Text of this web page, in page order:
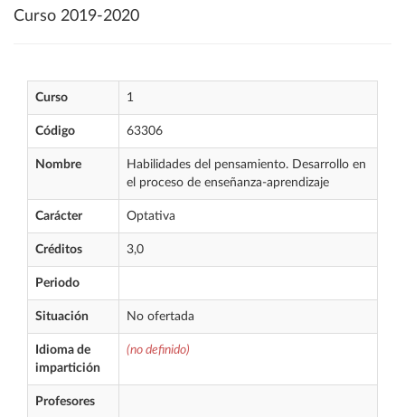
Curso 2019-2020
Curso 1
Código 63306
Nombre
Habilidades del pensamiento. Desarrollo en
el proceso de enseñanza-aprendizaje
Carácter Optativa
Créditos 3,0
Periodo
Situación No ofertada
Idioma de
impartición
(no definido)
Profesores